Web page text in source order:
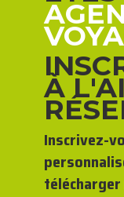
À
Inscrivez-